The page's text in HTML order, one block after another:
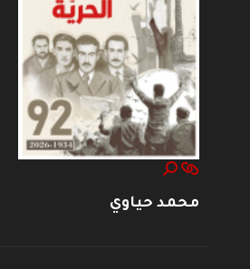
محمد حياوي